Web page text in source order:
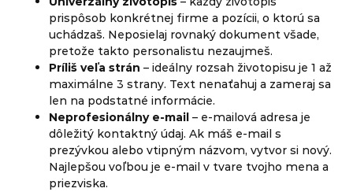
prispôsob konkrétnej firme a pozícii, o ktorú sa
uchádzaš. Neposielaj rovnaký dokument všade,
pretože takto personalistu nezaujmeš.
Príliš veľa strán – ideálny rozsah životopisu je 1 až
maximálne 3 strany. Text nenaťahuj a zameraj sa
len na podstatné informácie.
Neprofesionálny e-mail– e-mailová adresa je
dôležitý kontaktný údaj. Ak máš e-mail s
prezývkou alebo vtipným názvom, vytvor si nový.
Najlepšou voľbou je e-mail v tvare tvojho mena a
priezviska.